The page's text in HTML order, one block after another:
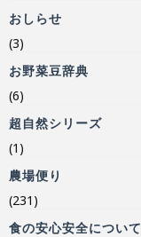
おしらせ
(3)
お野菜豆辞典
(6)
超自然シリーズ
(1)
農場便り
(231)
食の安心安全について